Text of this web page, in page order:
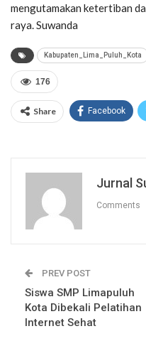
mengutamakan ketertiban
raya. Suwanda
Kabupaten_Lima_Puluh_Kota
176
Share Facebook
Jurnal
Comments
PREV POST
Siswa SMP Limapuluh
Kota Dibekali Pelatihan
Internet Sehat